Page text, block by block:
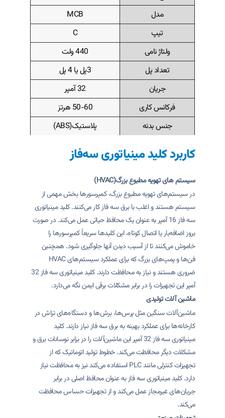
مدل
MCB
تیپ
C
ولتاژ نامی
440 ولت
تعداد پل
3پل یا 4 پل
جریان
32 آمپر
فرکانس کاری
50‍‍‍‍‍‍‍-60 هرتز
جنس بدنه
پلاستیک(ABS)
کاربرد کلید مینیاتوری سه‌فاز
سیستم های تهویه مطبوع بزرگ(HVAC)
در سیستم‌های تهویه مطبوع بزرگ، کمپرسورها بخش مهمی از
سیستم هستند و اغلب با برق سه فاز کار می‌کنند. کلید مینیاتوری
سه فاز 16 آمپر به عنوان یک محافظ حیاتی عمل می‌کند. در صورت
بروز اضافه‌بار یا اتصال کوتاه، این کلیدها سریعاً کمپرسورها را
خاموش می‌کنند تا از آسیب دیدن آنها جلوگیری شود. همچنین
فن‌ها و پمپ‌های بزرگ که برای عملکرد سیستم‌های HVAC
ضروری هستند و نیاز به محافظت دارند. کلید مینیاتوری سه فاز 32
آمپر این تجهیزات را در برابر مشکلات برقی ایمن نگه می‌دارد.
ماشین آلات تولیدی
ماشین‌آلات سنگین مثل پرس‌ها، برش‌ها و دستگاه‌های تراش در
کارخانه‌ها برای عملکرد بهینه به برق سه فاز نیاز دارند. کلید
مینیاتوری سه فاز 32 آمپر این ماشین‌آلات را در برابر نوسانات برق و
مشکلات دیگر محافظت می‌کند. خطوط تولید اتوماتیک که از
تجهیزات کنترلی مانند PLC استفاده می‌کند نیز به محافظت نیاز
دارد. کلید مینیاتوری سه فاز به عنوان محافظ اصلی در برابر
جریان‌های غیرمجاز عمل می‌کند و از تجهیزات حساس محافظت
می‌کند.